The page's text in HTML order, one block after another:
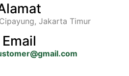
Jakarta Timur
Email